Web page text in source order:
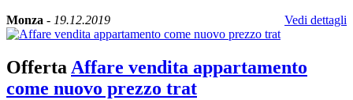
Monza - 19.12.2019 Vedi dettagli
Offerta Affare vendita appartamento
come nuovo prezzo trat